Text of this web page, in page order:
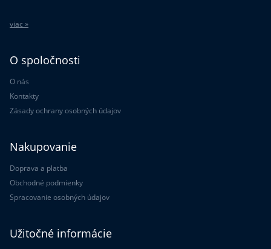
viac »
O spoločnosti
O nás
Kontakty
Zásady ochrany osobných údajov
Nakupovanie
Doprava a platba
Obchodné podmienky
Spracovanie osobných údajov
Užitočné informácie